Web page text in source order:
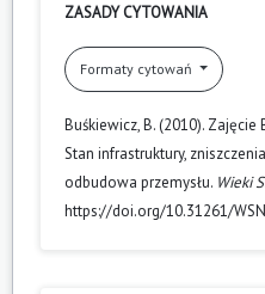
ZASADY CYTOWANIA
Formaty cytowań
Buśkiewicz, B. (2010).
Stan infrastruktury,
odbudowa przemysłu. Wieki
https://doi.org/10.31261/